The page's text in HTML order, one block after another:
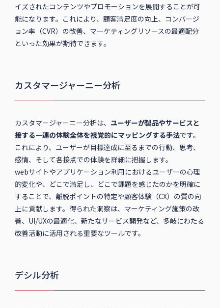
イズされたコンテンツやプロモーションを展開することが可
能になります。これにより、顧客満足度の向上、コンバージ
ョン率（CVR）の改善、マーケティングリソースの最適配分
といった効果が期待できます。
カスタマージャーニー分析
カスタマージャーニー分析は、 ユーザーが製品やサービスと
接する一連の体験全体を視覚的にマッピングする手法です。
これにより、ユーザーが目標達成に至るまでの行動、思考、
感情、そして各接点での体験を詳細に把握します。
webサイトやアプリケーション利用におけるユーザーの心理
的変化や、どこで満足し、どこで課題を感じたのかを明確に
することで、離脱ポイントの特定や顧客体験（CX）の質の向
上に貢献します。得られた洞察は、マーケティング施策の改
善、UI/UXの最適化、新たなサービス開発など、多岐にわたる
改善活動に活用される重要なツールです。
デシル分析